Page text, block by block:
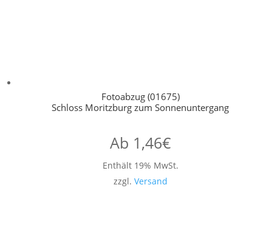
Fotoabzug (01675)
Schloss Moritzburg zum Sonnenuntergang
Ab 1,46€
Enthält 19% MwSt.
zzgl. Versand